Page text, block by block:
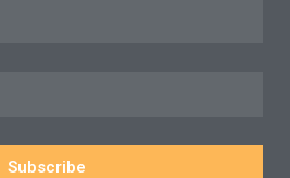
Subscribe